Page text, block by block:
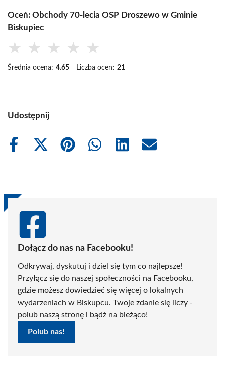
Oceń: Obchody 70-lecia OSP Droszewo w Gminie
Biskupiec
★ ★ ★ ★ ★
Średnia ocena: 4.65 Liczba ocen: 21
Udostępnij
Share
Share
(Twitter)
Share
Share
Share
Share
Dołącz do nas na Facebooku!
Odkrywaj, dyskutuj i dziel się tym co najlepsze!
Przyłącz się do naszej społeczności na Facebooku,
gdzie możesz dowiedzieć się więcej o lokalnych
wydarzeniach w Biskupcu. Twoje zdanie się liczy -
polub naszą stronę i bądź na bieżąco!
Polub nas!